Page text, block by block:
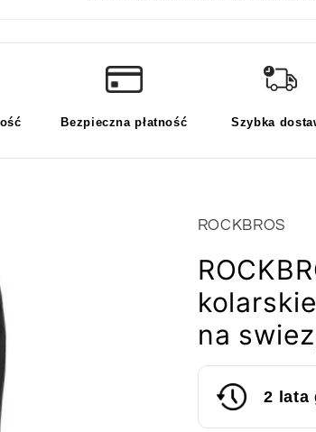
Bezpieczna płatność Szybka
ROCKBROS
na
2 lata